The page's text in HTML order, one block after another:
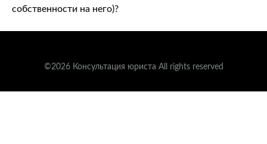
собственности на него)?
©2026 Консультация юриста All rights reserved